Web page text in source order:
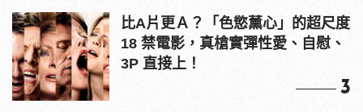
比A片更Ａ？「色慾薰心」的超尺度
18 禁電影，真槍實彈性愛、自慰、
3P 直接上！
3